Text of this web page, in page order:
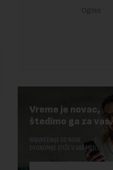
Vreme je novac,
štedimo ga za vas.
NAJVREDNIJE OD NOVE
EKONOMIJE STIŽE U VAŠ MEJL.